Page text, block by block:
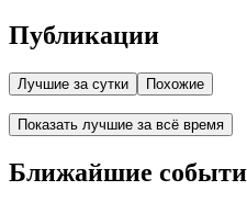
Публикации
Лучшие за сутки Похожие
Показать лучшие за всё время
Ближайшие